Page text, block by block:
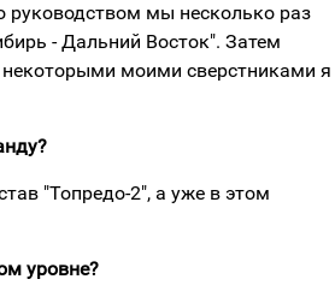
руководством мы несколько раз
- Дальний Восток". Затем
некоторыми моими сверстниками я
"Топредо-2", а уже в этом
уровне?